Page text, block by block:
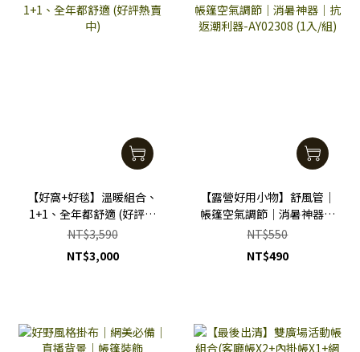
【好窩+好毯】溫暖組合、
1+1、全年都舒適 (好評熱
賣中)
NT$3,590
NT$3,000
【露營好用小物】舒風管｜
帳篷空氣調節｜消暑神器｜
抗返潮利器-AY02308 (1入/
組)
NT$550
NT$490